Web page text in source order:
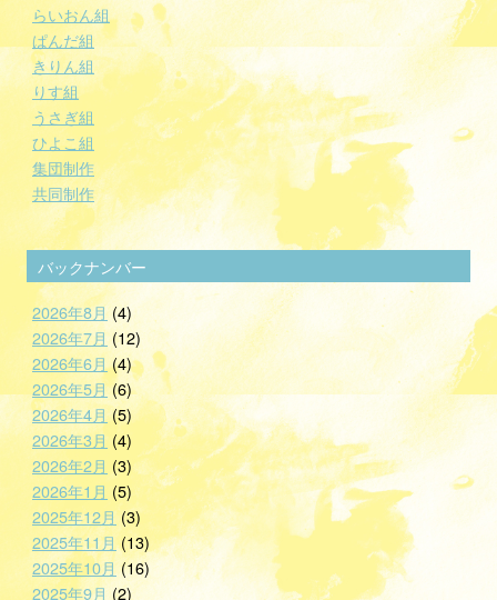
らいおん組
ぱんだ組
きりん組
りす組
うさぎ組
ひよこ組
集団制作
共同制作
バックナンバー
2026年8月 (4)
2026年7月 (12)
2026年6月(4)
2026年5月(6)
2026年4月(5)
2026年3月 (4)
2026年2月 (3)
2026年1月 (5)
2025年12月(3)
2025年11月(13)
2025年10月 (16)
2025年9月 (2)